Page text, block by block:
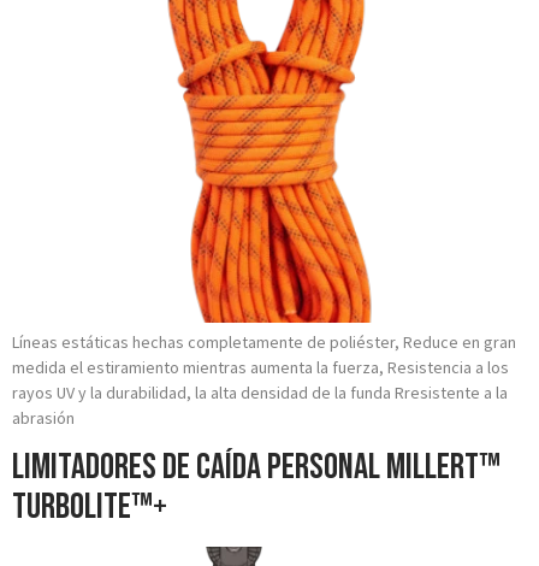
Líneas estáticas hechas completamente de poliéster, Reduce en gran
medida el estiramiento mientras aumenta la fuerza, Resistencia a los
rayos UV y la durabilidad, la alta densidad de la funda Rresistente a la
abrasión
Limitadores de Caída Personal Millert™
TURBOLITE™+